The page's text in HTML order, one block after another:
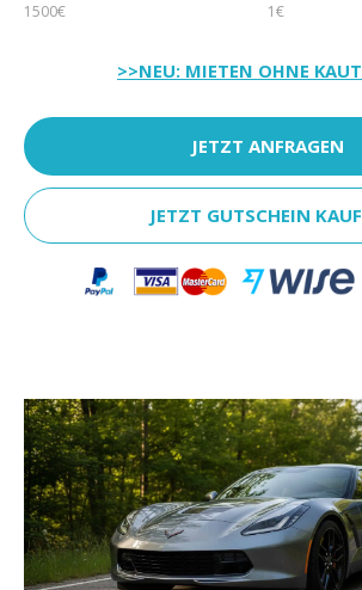
1500€ 1€
>>NEU: MIETEN OHNE
JETZT ANFRAGEN
JETZT GUTSCHEIN